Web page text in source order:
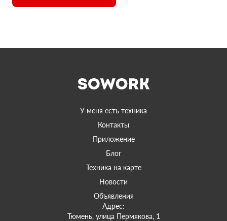
У меня есть техника
Контакты
Приложение
Блог
Техника на карте
Новости
Объявления
Адрес:
Тюмень, улица Пермякова, 1